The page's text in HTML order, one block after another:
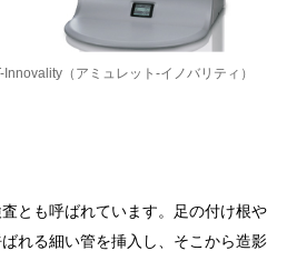
（アミュレット-イノバリティ）
とも呼ばれています。足の付け根や
れる細い管を挿入し、そこから造影